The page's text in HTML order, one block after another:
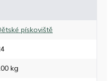
pískoviště
kg